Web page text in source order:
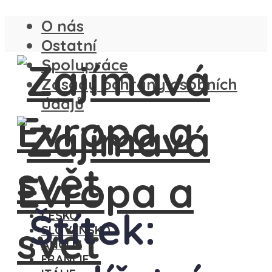
O nás
Ostatní
Spolupráce
Zásady ochrany osobních
údajů
ČESKO
SLOVENSKO
ANGLIE
FRANCIE
Štítek: